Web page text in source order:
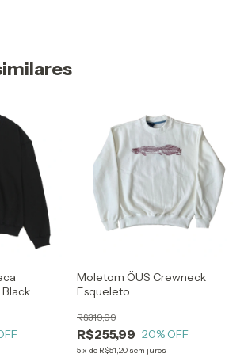
Moletom ÖUS Crewneck
Esqueleto
R$255,99
R$319,99
20% OFF
5x de R$51,20 sem juros